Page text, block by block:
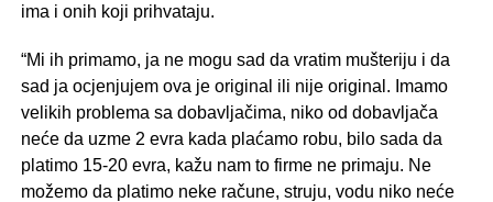
ima i onih koji prihvataju.
“Mi ih primamo, ja ne mogu sad da vratim mušteriju i da
sad ja ocjenjujem ova je original ili nije original. Imamo
velikih problema sa dobavljačima, niko od dobavljača
neće da uzme 2 evra kada plaćamo robu, bilo sada da
platimo 15-20 evra, kažu nam to firme ne primaju. Ne
možemo da platimo neke račune, struju, vodu niko neće